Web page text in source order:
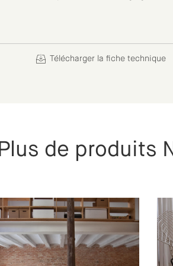
Télécharger la fiche technique
Plus de produits